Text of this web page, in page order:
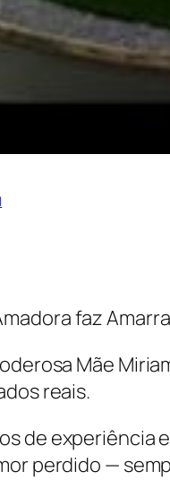
faz
Mãe
reais.
de experiência
perdido —